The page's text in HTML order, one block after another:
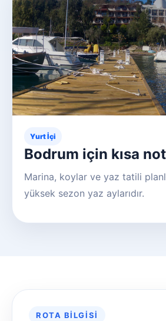
Yurt İçi
Bodrum için kısa
Marina, koylar ve yaz tatili
yüksek sezon yaz aylarıdır.
ROTA BILGISI